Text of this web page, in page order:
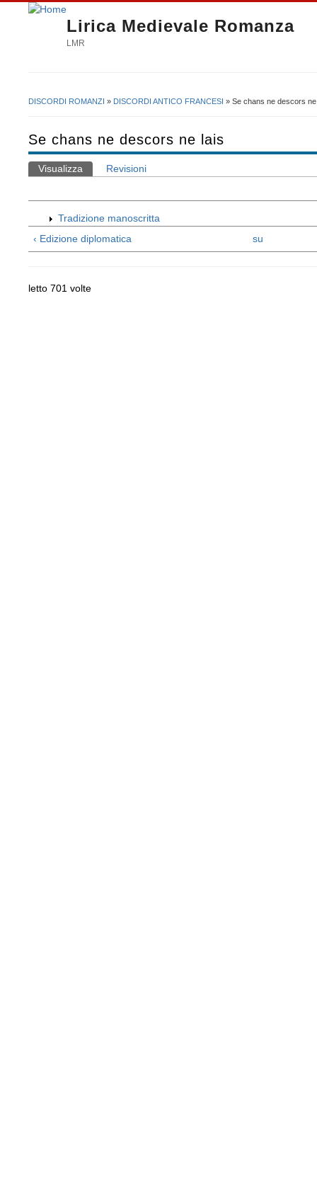
Lirica Medievale Romanza
LMR
DISCORDI ROMANZI » DISCORDI ANTICO FRANCESI » Se chans ne descors
Se chans ne descors ne lais
Schede primarie
Visualizza (scheda attiva)
Revisioni
Tradizione manoscritta
‹ Edizione diplomatica
su
letto 701 volte